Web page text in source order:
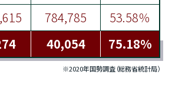
784,785 53.58％
40,054 75.18%
※2020年国勢調査（総務省統計局）